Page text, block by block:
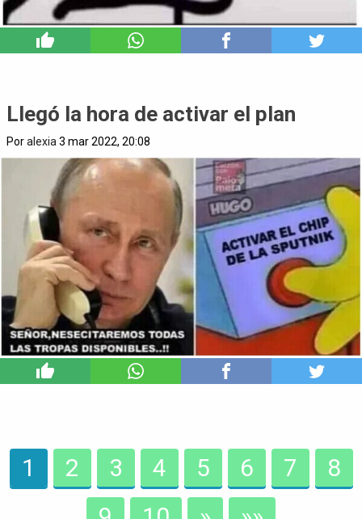
Llegó la hora de activar el plan
Poralexia 3 mar 2022, 20:08
1 2 3 4 5 6 7
8